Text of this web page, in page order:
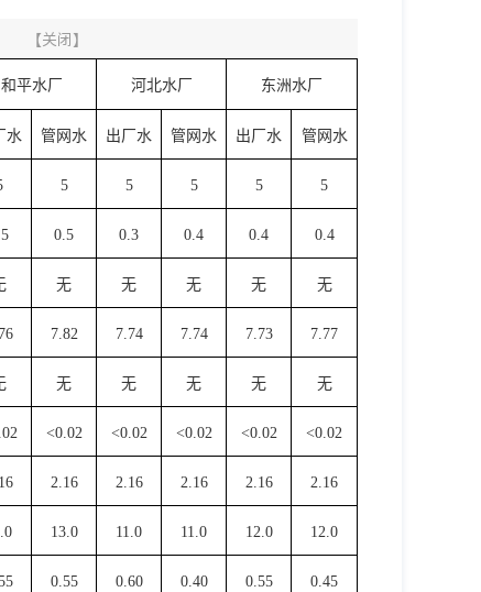
【关闭】
和平水厂 河北水厂 东洲水厂
水 管网水 出厂水 管网水 出厂水 管网水
5 5 5 5 5
0.5 0.3 0.4 0.4 0.4
无 无 无 无 无
7.82 7.74 7.74 7.73 7.77
无 无 无 无 无
<0.02 <0.02 <0.02 <0.02 <0.02
2.16 2.16 2.16 2.16 2.16
13.0 11.0 11.0 12.0 12.0
0.55 0.60 0.40 0.55 0.45